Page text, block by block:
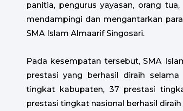
panitia, pengurus yayasan, orang
mendampingi dan mengantarkan
SMA Islam Almaarif Singosari.
Pada kesempatan tersebut, SMA
prestasi yang berhasil diraih
tingkat kabupaten, 37 prestasi
prestasi tingkat nasional berhasil